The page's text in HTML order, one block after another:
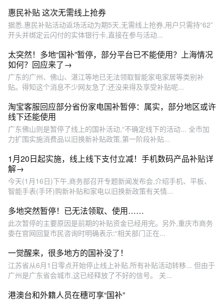
惠民补贴 这次无需线上抢券
据悉,惠民补贴活动返场活动为期5天,无需线上抢券,用户只需持“62”
开头并绑定云闪付的实体银行卡,直接在参与活动...
太突然！多地“国补”暂停，部分平台已不能使用？上海情况
如何？回应来了→
广东的广州、佛山、湛江等地已无法领取智能家电家居等类别补
贴。得知这个消息不少网友急了:还没来得及享受补贴呢...
淘宝客服回应部分省份家电国补暂停：属实，部分地区或许
线下还能使用
广东佛山则是暂停了线上的国补活动,“不确定线下的活动... 全市加
力扩围实施消费品以旧换新补贴政策,第一阶段补贴...
1月20日起实施，线上线下支付立减！手机数码产品补贴详
解→
今天(1月16日)下午,商务部召开专题新闻发布会,介绍手机、平板、
智能手表(手环)购新补贴和家电以旧换新政策有关情...
多地突然暂停！已无法领取、使用……
此次暂停的主要原因是前期的补贴资金已经用完。另外,重庆市商务
委在官网回复市民咨询时明确表示:“相关部门正在...
一觉醒来，很多地方的国补没了！
江苏省从6月1日零点开始停止线上补贴,所有补贴活动转移... 但由于
广州是广东省会城市,这已经释放了不好的信号。 关...
港澳台和外籍人员在穗可享“国补”